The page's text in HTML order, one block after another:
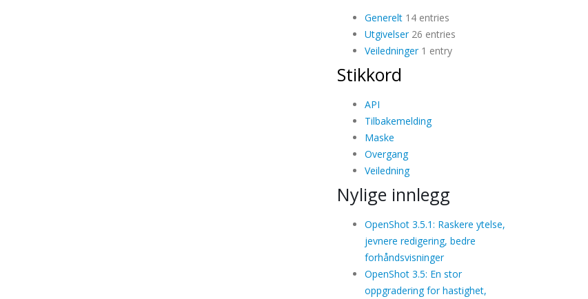
Generelt14 entries
Utgivelser26 entries
Veiledninger1 entry
Stikkord
API
Tilbakemelding
Maske
Overgang
Veiledning
Nylige innlegg
OpenShot 3.5.1: Raskere ytelse,
jevnere redigering, bedre
forhåndsvisninger
OpenShot 3.5: En stor
oppgradering for hastighet,